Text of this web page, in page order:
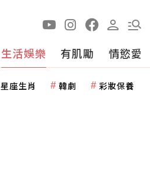
生活娛樂 有肌勵 情慾愛
星座生肖 韓劇 彩妝保養